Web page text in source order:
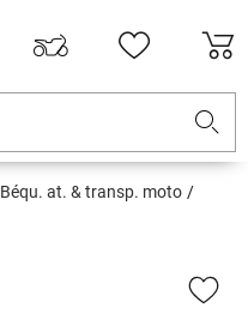
Béqu. at. & transp. moto